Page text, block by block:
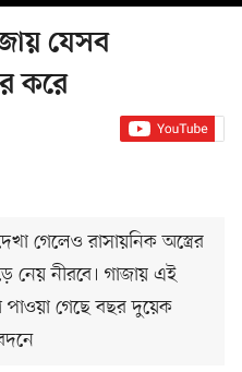
যেসব
করে
গেলেও রাসায়নিক অস্ত্রের
নেয় নীরবে। গাজায় এই
পাওয়া গেছে বছর দুয়েক